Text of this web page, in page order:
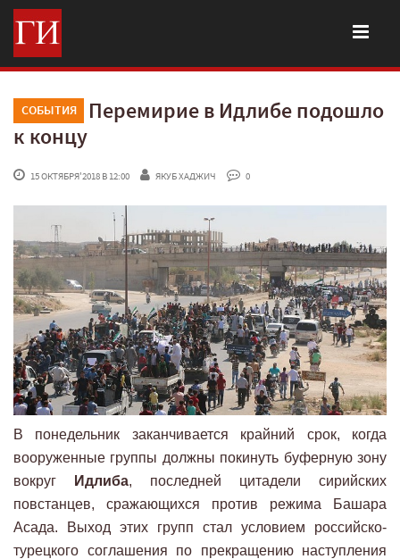
СОБЫТИЯ
Перемирие в Идлибе подошло
к концу
15 ОКТЯБРЯ'2018 В 12:00 ЯКУБ ХАДЖИЧ 0
В понедельник заканчивается крайний срок, когда
вооруженные группы должны покинуть буферную зону
вокруг
Идлиба, последней цитадели сирийских
повстанцев, сражающихся против режима Башара
Асада. Выход этих групп стал условием российско-
турецкого соглашения по прекращению наступления